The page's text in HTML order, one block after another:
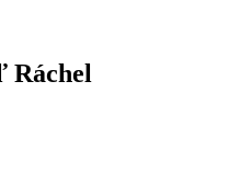
Ráchel